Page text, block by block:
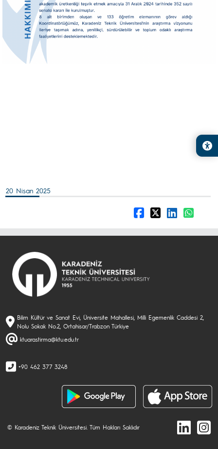
20 Nisan 2025
Bilim Kültür ve Sanat Evi, Üniversite Mahallesi, Milli Egemenlik Caddesi 2,
Nolu Sokak No.2, Ortahisar/Trabzon Türkiye
ktuarastirma@ktu.edu.tr
+90 462 377 3248
© Karadeniz Teknik Üniversitesi. Tüm Hakları Saklıdır